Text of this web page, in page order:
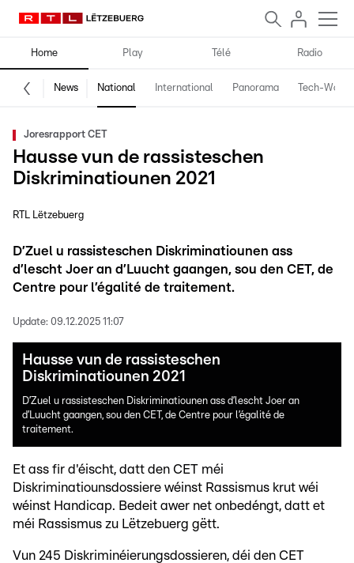
Home Play Télé Radio
News National International Panorama Tech-World
Joresrapport CET
Hausse vun de rassisteschen
Diskriminatiounen 2021
RTL Lëtzebuerg
D’Zuel u rassisteschen Diskriminatiounen ass
d’lescht Joer an d’Luucht gaangen, sou den CET, de
Centre pour l’égalité de traitement.
Update: 09.12.2025 11:07
Hausse vun de rassisteschen
Diskriminatiounen 2021
D’Zuel u rassisteschen Diskriminatiounen ass d’lescht Joer an
d’Luucht gaangen, sou den CET, de Centre pour l’égalité de
traitement.
Et ass fir d'éischt, datt den CET méi
Diskriminatiounsdossiere wéinst Rassismus krut wéi
wéinst Handicap. Bedeit awer net onbedéngt, datt et
méi Rassismus zu Lëtzebuerg gëtt.
Vun 245 Diskriminéierungsdossieren, déi den CET